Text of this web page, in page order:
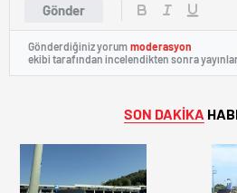
Gönder
Gönderdiğiniz yorum moderasyon
ekibi tarafından incelendikten sonra
SON DAKİKA